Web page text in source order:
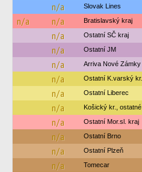
n/a Slovak Lines
n/a n/a Bratislavský kraj
n/a Ostatní SČ kraj
n/a Ostatní JM
n/a Arriva Nové Zámky
n/a Ostatní K.varský kr.
n/a Ostatní Liberec
n/a Košický kr., ostatné
n/a Ostatní Mor.sl. kraj
n/a Ostatní Brno
n/a Ostatní Plzeň
n/a Tomecar